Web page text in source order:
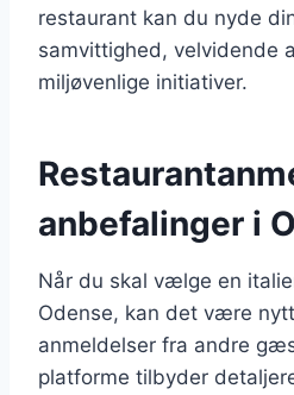
restaurant kan du nyde
samvittighed, velvidende
miljøvenlige initiativer.
anbefalinger i
Når du skal vælge en
Odense, kan det være
anmeldelser fra andre
platforme tilbyder